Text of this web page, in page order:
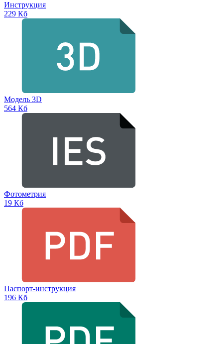
Инструкция
229 Кб
Модель 3D
564 Кб
Фотометрия
19 Кб
Паспорт-инструкция
196 Кб